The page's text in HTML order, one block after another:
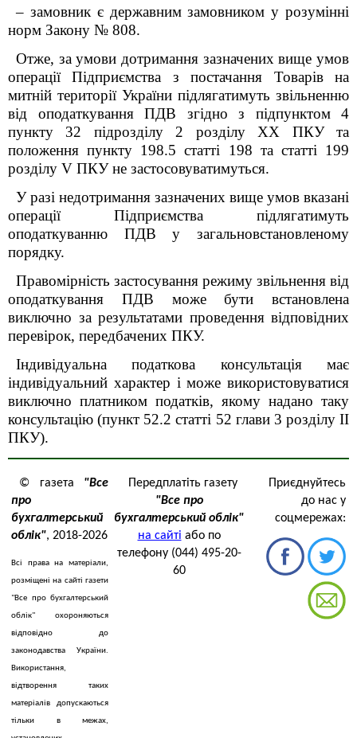
– замовник є державним замовником у розумінні
норм Закону № 808.
Отже, за умови дотримання зазначених вище умов
операції Підприємства з постачання Товарів на
митній території України підлягатимуть звільненню
від оподаткування ПДВ згідно з підпунктом 4
пункту 32 підрозділу 2 розділу XX ПКУ та
положення пункту 198.5 статті 198 та статті 199
розділу V ПКУ не застосовуватимуться.
У разі недотримання зазначених вище умов вказані
операції Підприємства підлягатимуть
оподаткуванню ПДВ у загальновстановленому
порядку.
Правомірність застосування режиму звільнення від
оподаткування ПДВ
може бути встановлена
виключно за результатами проведення відповідних
перевірок, передбачених ПКУ.
Індивідуальна податкова консультація має
індивідуальний характер і може використовуватися
виключно платником податків, якому надано таку
консультацію (пункт 52.2 статті 52 глави 3 розділу ІІ
ПКУ).
© газета "Все
про
бухгалтерський
облік", 2018-2026
Всі права на матеріали,
розміщені на сайті газети
"Все про бухгалтерський
облік" охороняються
відповідно до
законодавства України.
Використання,
відтворення таких
матеріалів допускаються
тільки в межах,
Передплатіть газету
"Все про
бухгалтерський облік"
на сайті або по
телефону (044) 495-20-
60
Приєднуйтесь
до нас у
соцмережах: